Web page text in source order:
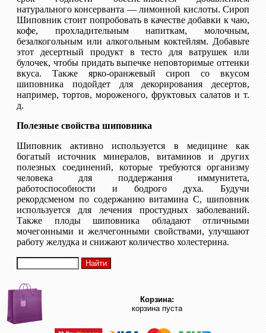
натурального консерванта — лимонной кислоты. Сироп
Шиповник стоит попробовать в качестве добавки к чаю,
кофе, прохладительным напиткам, молочным,
безалкогольным или алкогольным коктейлям. Добавьте
этот десертный продукт в тесто для ватрушек или
булочек, чтобы придать выпечке неповторимые оттенки
вкуса. Также ярко-оранжевый сироп со вкусом
шиповника подойдет для декорирования десертов,
например, тортов, мороженого, фруктовых салатов и т.
д.
Полезные свойства шиповника
Шиповник активно используется в медицине как
богатый источник минералов, витаминов и других
полезных соединений, которые требуются организму
человека для поддержания иммунитета,
работоспособности и бодрого духа. Будучи
рекордсменом по содержанию витамина С, шиповник
используется для лечения простудных заболеваний.
Также плоды шиповника обладают отличными
мочегонными и желчегонными свойствами, улучшают
работу желудка и снижают количество холестерина.
Корзина:
корзина пуста